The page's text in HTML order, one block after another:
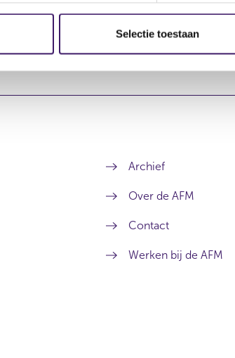
Selectie toestaan
Archief
Over de AFM
Contact
Werken bij de AFM